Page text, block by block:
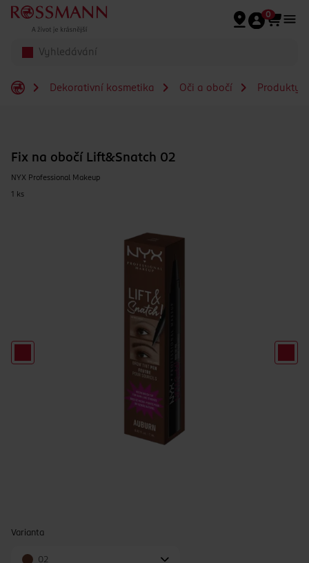
Přeskočit na hlavmní obsah
0
Dekorativní kosmetika Oči a obočí Produkty
Fix na obočí Lift&Snatch 02
NYX Professional Makeup
1 ks
Varianta
02